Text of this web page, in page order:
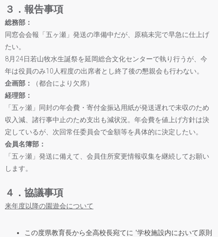
３．報告事項
総務部：
同窓会会報「五ヶ瀬」発送の準備中だが、原稿未完で早急に仕上げ
たい。
8月24日若山牧水生誕祭を延岡総合文化センターで執り行うが、今
年は役員のみ10人程度の出席者とし終了後の懇親会も行わない。
企画部：
（都合により欠席）
経理部：
「五ヶ瀬」同封の年会費・寄付金振込用紙が発送遅れで未収のため
収入減、諸行事中止のため支出も減状況。年会費を値上げ方針は決
定しているが、次回常任委員会で金額等を具体的に決定したい。
会員名簿部：
「五ヶ瀬」発送に備えて、会員住所変更情報収集を継続してお願い
します。
４．協議事項
来年度以降の園遊会について
この度県教育長から全高校長宛てに “学校施設内において原則